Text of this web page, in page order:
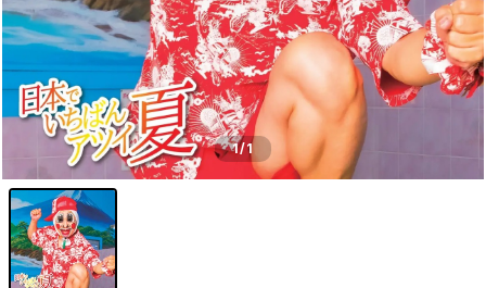
1/1